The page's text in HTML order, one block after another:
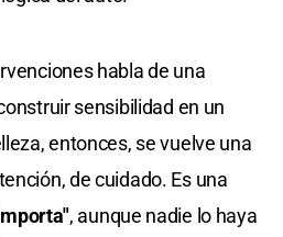
habla de una
sensibilidad en un
entonces, se vuelve una
de cuidado. Es una
, aunque nadie lo haya